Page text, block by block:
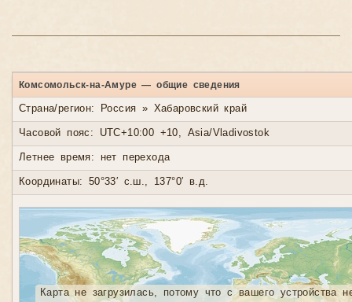
Комсомольск-на-Амуре — общие сведения
Страна/регион: Россия » Хабаровский край
Часовой пояс: UTC+10:00 +10, Asia/Vladivostok
Летнее время: нет перехода
Координаты: 50°33′ с.ш., 137°0′ в.д.
Карта не загрузилась, потому что с вашего устройства